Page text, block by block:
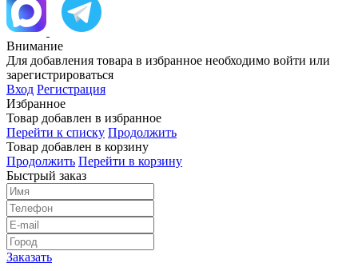
Внимание
Для добавления товара в избранное необходимо войти или
зарегистрироваться
Вход Регистрация
Избранное
Товар добавлен в избранное
Перейти к списку Продолжить
Товар добавлен в корзину
Продолжить Перейти в корзину
Быстрый заказ
Заказать